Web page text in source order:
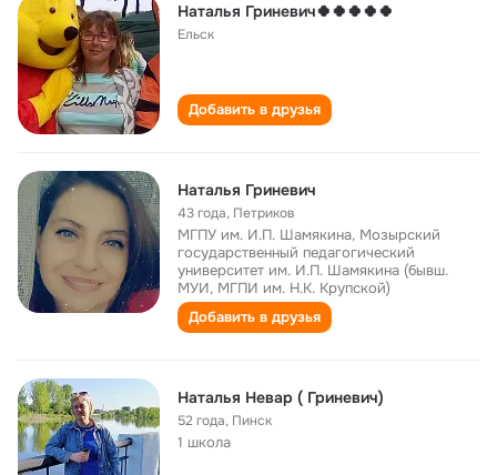
Наталья Гриневич🍀🍀🍀🍀🍀
Ельск
Добавить в друзья
Наталья Гриневич
43 года, Петриков
МГПУ им. И.П. Шамякина, Мозырский
государственный педагогический
университет им. И.П. Шамякина (бывш.
МУИ, МГПИ им. Н.К. Крупской)
Добавить в друзья
Наталья Невар ( Гриневич)
52 года, Пинск
1 школа